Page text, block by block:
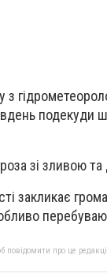
вдень
зі зливою
закликає
повідомити про це